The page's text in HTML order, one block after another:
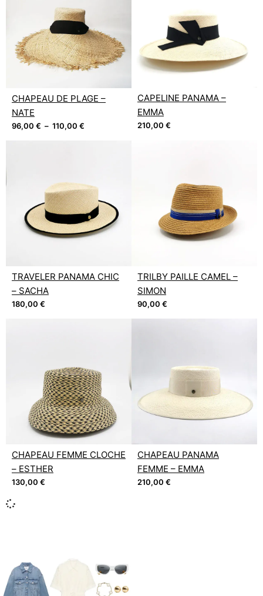
CHAPEAU DE PLAGE –
NATE
96,00 € – 110,00 €
CAPELINE PANAMA –
EMMA
210,00 €
TRAVELER PANAMA CHIC
– SACHA
180,00 €
TRILBY PAILLE CAMEL –
SIMON
90,00 €
CHAPEAU FEMME CLOCHE
– ESTHER
130,00 €
CHAPEAU PANAMA
FEMME – EMMA
210,00 €